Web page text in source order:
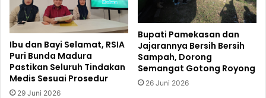
Ibu dan Bayi Selamat, RSIA
Puri Bunda Madura
Pastikan Seluruh Tindakan
Medis Sesuai Prosedur
29 Juni 2026
Bupati Pamekasan dan
Jajarannya Bersih Bersih
Sampah, Dorong
Semangat Gotong Royong
26 Juni 2026